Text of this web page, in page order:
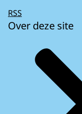
RSS
Over deze site